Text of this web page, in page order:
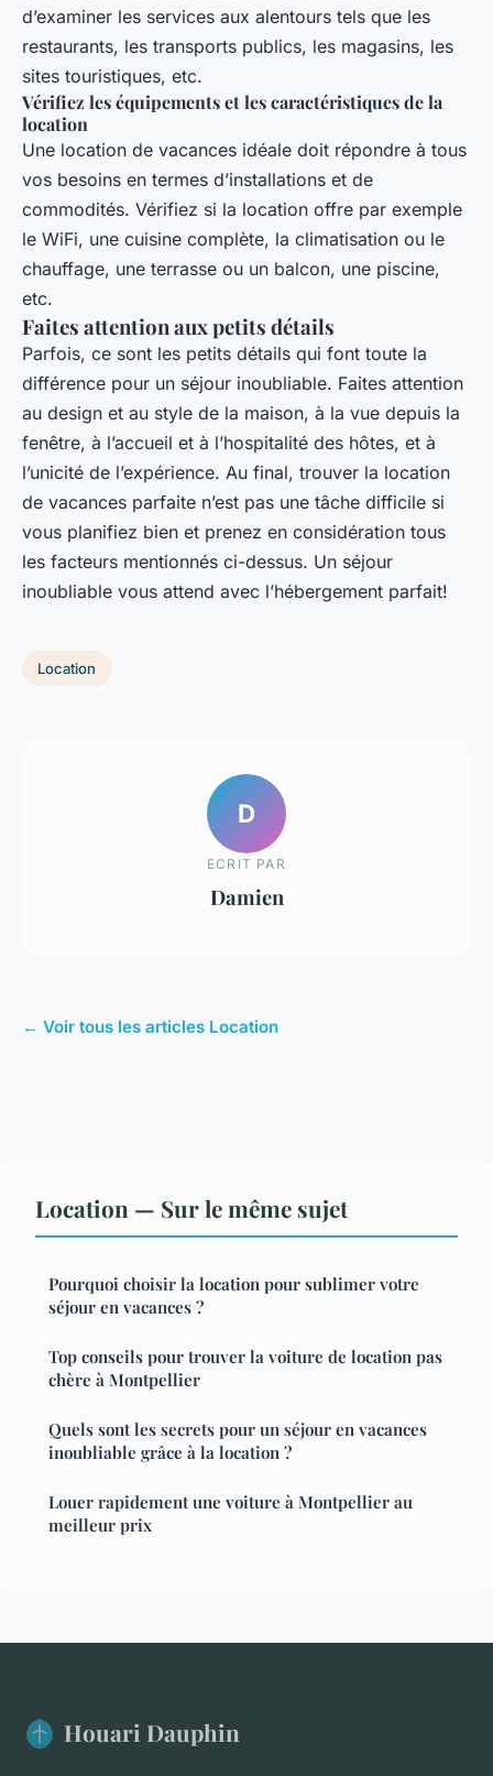
d’examiner les services aux alentours tels que les
restaurants, les transports publics, les magasins, les
sites touristiques, etc.
Vérifiez les équipements et les caractéristiques de la
location
Une location de vacances idéale doit répondre à tous
vos besoins en termes d’installations et de
commodités. Vérifiez si la location offre par exemple
le WiFi, une cuisine complète, la climatisation ou le
chauffage, une terrasse ou un balcon, une piscine,
etc.
Faites attention aux petits détails
Parfois, ce sont les petits détails qui font toute la
différence pour un séjour inoubliable. Faites attention
au design et au style de la maison, à la vue depuis la
fenêtre, à l’accueil et à l’hospitalité des hôtes, et à
l’unicité de l’expérience. Au final, trouver la location
de vacances parfaite n’est pas une tâche difficile si
vous planifiez bien et prenez en considération tous
les facteurs mentionnés ci-dessus. Un séjour
inoubliable vous attend avec l’hébergement parfait!
Location
D
ECRIT PAR
Damien
← Voir tous les articles Location
Location — Sur le même sujet
Pourquoi choisir la location pour sublimer votre
séjour en vacances ?
Top conseils pour trouver la voiture de location pas
chère à Montpellier
Quels sont les secrets pour un séjour en vacances
inoubliable grâce à la location ?
Louer rapidement une voiture à Montpellier au
meilleur prix
Houari Dauphin